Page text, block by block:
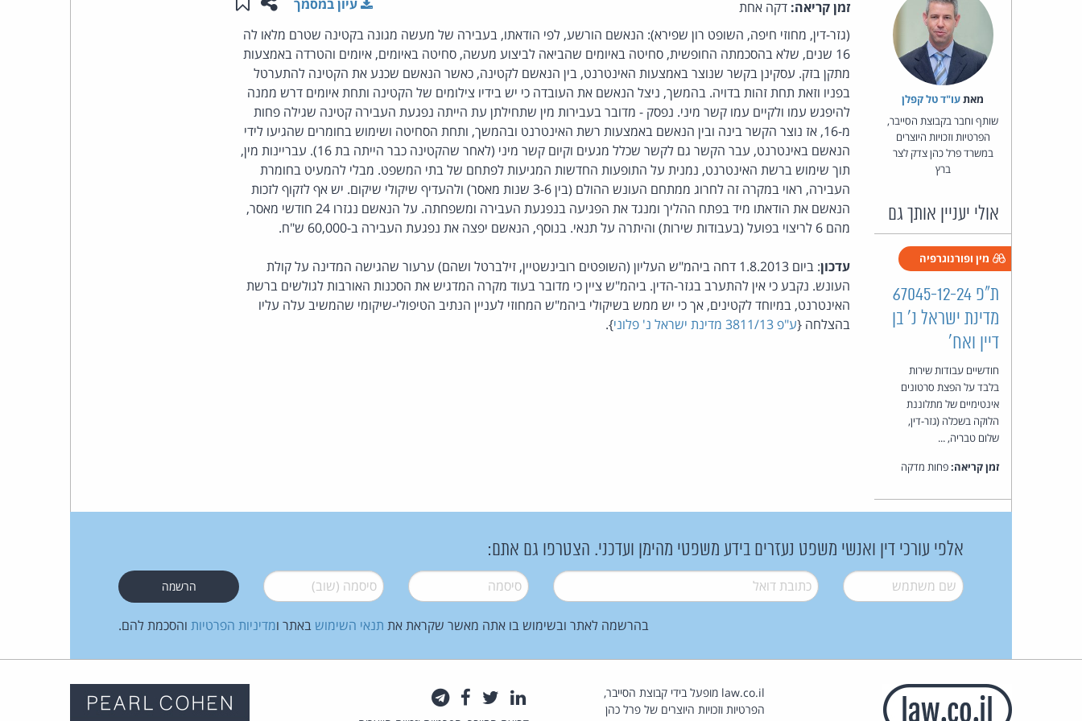
מאת‏עו"ד טל קפלן
שותף וחבר בקבוצת הסייבר,
הפרטיות וזכויות היוצרים
במשרד פרל כהן צדק לצר
ברץ
אולי יעניין אותך גם
מין ופורנוגרפיה
ת"פ 67045-12-24
מדינת ישראל נ' בן
דיין ואח'
חודשיים עבודות שירות
בלבד על הפצת סרטונים
אינטימיים של מתלוננת
הלוקה בשכלה (גזר-דין,
שלום טבריה, ...
זמן קריאה:פחות מדקה
זמן קריאה: דקה אחת
עיון במסמך
(גזר-דין, מחוזי חיפה, השופט רון שפירא): הנאשם הורשע, לפי הודאתו, בעבירה של מעשה מגונה בקטינה שטרם מלאו לה
16 שנים, שלא בהסכמתה החופשית, סחיטה באיומים שהביאה לביצוע מעשה, סחיטה באיומים, איומים והטרדה באמצעות
מתקן בזק. עסקינן בקשר שנוצר באמצעות האינטרנט, בין הנאשם לקטינה, כאשר הנאשם שכנע את הקטינה להתערטל
בפניו וזאת תחת זהות בדויה. בהמשך, ניצל הנאשם את העובדה כי יש בידיו צילומים של הקטינה ותחת איומים דרש ממנה
להיפגש עמו ולקיים עמו קשר מיני. נפסק - מדובר בעבירות מין שתחילתן עת הייתה נפגעת העבירה קטינה שגילה פחות
מ-16, אז נוצר הקשר בינה ובין הנאשם באמצעות רשת האינטרנט ובהמשך, ותחת הסחיטה ושימוש בחומרים שהגיעו לידי
הנאשם באינטרנט, עבר הקשר גם לקשר שכלל מגעים וקיום קשר מיני (לאחר שהקטינה כבר הייתה בת 16). עבריינות מין,
תוך שימוש ברשת האינטרנט, נמנית על התופעות החדשות המגיעות לפתחם של בתי המשפט. מבלי להמעיט בחומרת
העבירה, ראוי במקרה זה לחרוג ממתחם העונש ההולם (בין 3-6 שנות מאסר) ולהעדיף שיקולי שיקום. יש אף לזקוף לזכות
הנאשם את הודאתו מיד בפתח ההליך ומנגד את הפגיעה בנפגעת העבירה ומשפחתה. על הנאשם נגזרו 24 חודשי מאסר,
מהם 6 לריצוי בפועל (בעבודות שירות) והיתרה על תנאי. בנוסף, הנאשם יפצה את נפגעת העבירה ב-60,000 ש"ח.
עדכון
: ביום 1.8.2013 דחה ביהמ"ש העליון (השופטים רובינשטיין, זילברטל ושהם) ערעור שהגישה המדינה על קולת
העונש. נקבע כי אין להתערב בגזר-הדין. ביהמ"ש ציין כי מדובר בעוד מקרה המדגיש את הסכנות האורבות לגולשים ברשת
האינטרנט, במיוחד לקטינים, אך כי יש ממש בשיקולי ביהמ"ש המחוזי לעניין הנתיב הטיפולי-שיקומי שהמשיב עלה עליו
בהצלחה {ע"פ 3811/13 מדינת ישראל נ' פלוני }.
אלפי עורכי דין ואנשי משפט נעזרים בידע משפטי מהימן ועדכני. הצטרפו גם אתם:
שם משתמש* דואל* סיסמה* סיסמה (שוב)*
בהרשמה לאתר ובשימוש בו אתה מאשר שקראת את תנאי השימוש באתר ומדיניות הפרטיות והסכמת להם.
law.co.il מופעל בידי קבוצת הסייבר,
הפרטיות וזכויות היוצרים של פרל כהן
לינקדאין
טוויטרפייסבוק